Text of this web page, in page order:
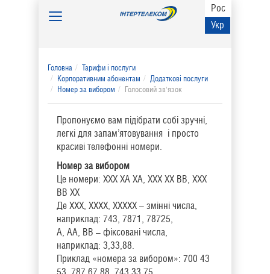
Рос
Укр
Toggle
Головна
Тарифи і послуги
Корпоративним абонентам
Додаткові послуги
Номер за вибором
Голосовий зв'язок
Пропонуємо вам підібрати собі зручні,
легкі для запам’ятовування і просто
красиві телефонні номери.
Номер за вибором
Це номери: ХХХ ХА ХА, ХХХ ХХ ВВ, ХХХ
ВВ ХХ
Де ХХХ, ХХХХ, ХХХХХ – змінні числа,
наприклад: 743, 7871, 78725,
А, АА, ВВ – фіксовані числа,
наприклад: 3,33,88.
Приклад «номера за вибором»: 700 43